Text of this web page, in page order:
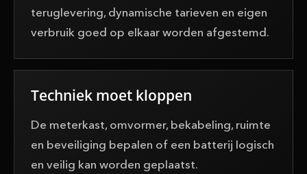
teruglevering, dynamische tarieven en eigen
verbruik goed op elkaar worden afgestemd.
Techniek moet kloppen
De meterkast, omvormer, bekabeling, ruimte
en beveiliging bepalen of een batterij logisch
en veilig kan worden geplaatst.